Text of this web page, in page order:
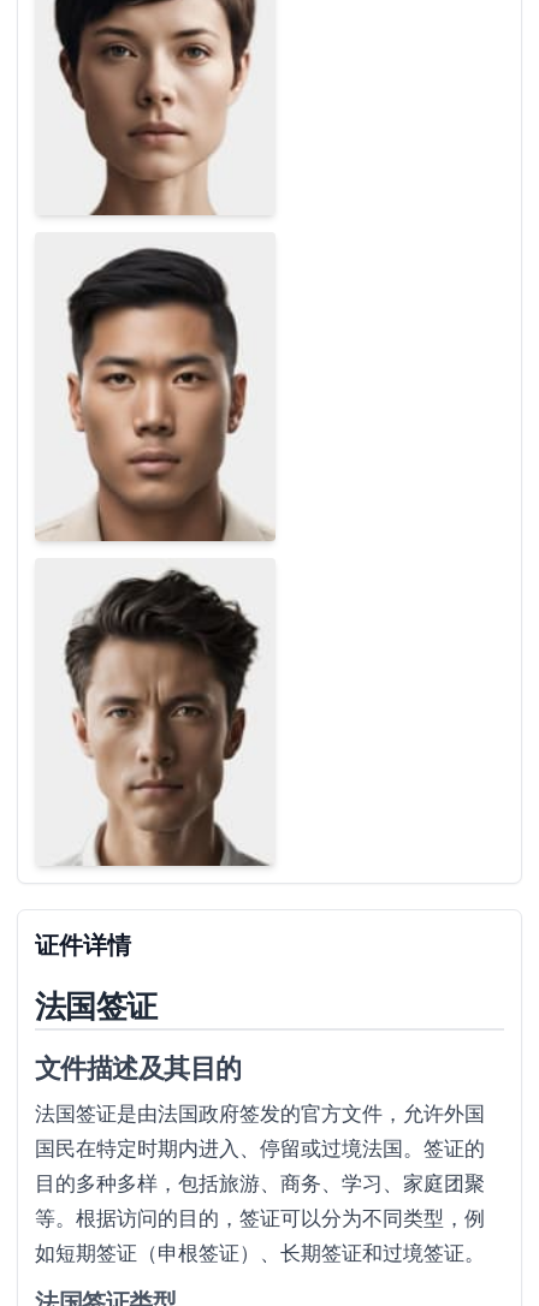
证件详情
法国签证
文件描述及其目的
法国签证是由法国政府签发的官方文件，允许外国
国民在特定时期内进入、停留或过境法国。签证的
目的多种多样，包括旅游、商务、学习、家庭团聚
等。根据访问的目的，签证可以分为不同类型，例
如短期签证（申根签证）、长期签证和过境签证。